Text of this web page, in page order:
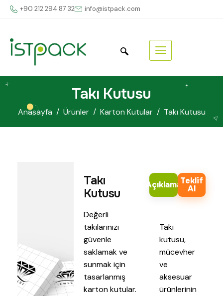
+90 212 294 87 32 info@istpack.com
Takı Kutusu
Anasayfa Ürünler Karton Kutular Takı Kutusu
Takı
Kutusu
Değerli
takılarınızı
güvenle
saklamak ve
sunmak için
tasarlanmış
karton kutular.
Açıklama Teklif
Al
Takı
kutusu,
mücevher
ve
aksesuar
ürünlerinin